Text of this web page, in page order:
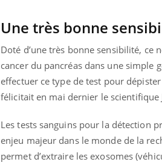
Une très bonne
Doté d’une très bonne sensibilité,
cancer du pancréas dans une simple
effectuer ce type de test pour
félicitait en mai dernier le scientifique
Les tests sanguins pour la détection
enjeu majeur dans le monde de la
permet d’extraire les exosomes